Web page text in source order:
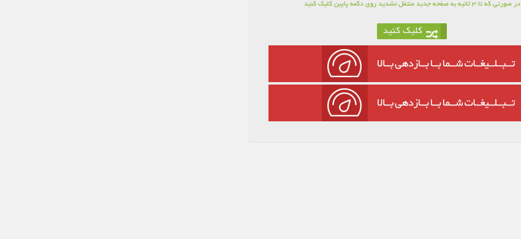
در صورتی که تا3 ثانیه به صفحه جدید منتقل نشدید روی دکمه پایین کلیک کنید
کلیک کنید